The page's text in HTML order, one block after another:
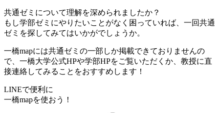
共通ゼミについて理解を深められましたか？
もし学部ゼミにやりたいことがなく困っていれば、一回共通
ゼミを探してみてはいかがでしょうか。
一橋mapには共通ゼミの一部しか掲載できておりませんの
で、一橋大学公式HPや学部HPをご覧いただくか、教授に直
接連絡してみることをおすすめします！
LINEで便利に
一橋mapを使おう！